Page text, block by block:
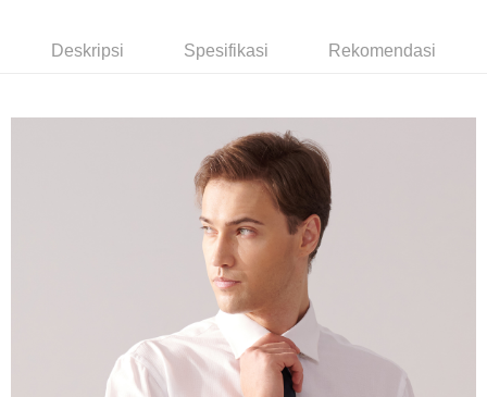
Rakuten Taiwan
3. Tiada bayaran diperlukan apabila pesanan disahkan. Produk akan
5. Tiada bayaran diperlukan apabila anda menerima produk. Sila buat
pembayaran di empat kedai serbaneka utama, ATM atau perbankan
dalam talian dengan SMS pembayaran atau pemberitahuan tolak aplikasi
Sila ambil perhatian bahawa tempoh pembayaran adalah 14 hari. Walau
bagaimanapun, bagi mereka yang telah memuat turun Aplikasi AFTEE
dan mendaftar sebagai ahli AFTEE boleh menikmati tempoh pembayaran
Tempoh pembayaran dikira dari masa kedai meminta pembayaran anda,
ditambah dengan bilangan hari yang boleh dilanjutkan oleh AFTEE. Anda
boleh melanjutkan tempoh pembayaran anda sebelum anda menerima
Pilihan Penghantaran
NT$350/pesanan | Penghantaran percuma untuk pesanan
Deskripsi Spesifikasi Rekomendasi